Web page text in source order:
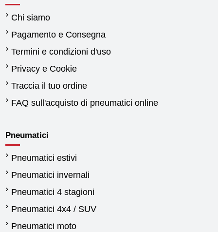
Chi siamo
Pagamento e Consegna
Termini e condizioni d'uso
Privacy e Cookie
Traccia il tuo ordine
FAQ sull'acquisto di pneumatici online
Pneumatici
Pneumatici estivi
Pneumatici invernali
Pneumatici 4 stagioni
Pneumatici 4x4 / SUV
Pneumatici moto